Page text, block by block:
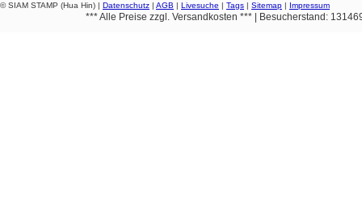
© SIAM STAMP (Hua Hin) | Datenschutz | AGB | Livesuche | Tags | Sitemap | Impressum
*** Alle Preise zzgl. Versandkosten *** | Besucherstand: